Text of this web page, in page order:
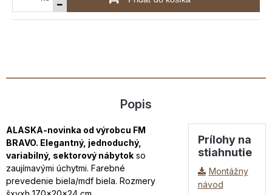
Popis
Prílohy na
stiahnutie
Montážny
návod
ALASKA-novinka od výrobcu FM
BRAVO. Elegantný, jednoduchý,
variabilný, sektorový nábytok so
zaujímavými úchytmi. Farebné
prevedenie biela/mdf biela. Rozmery